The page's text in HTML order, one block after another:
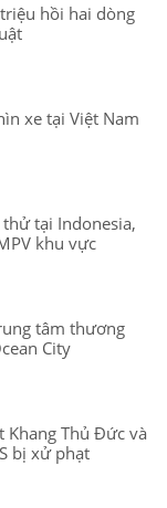
hồi hai dòng
xe tại Việt Nam
tại Indonesia,
khu vực
tâm thương
City
Khang Thủ Đức và
bị xử phạt